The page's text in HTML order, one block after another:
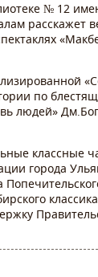
№ 12
расскажет
по
классные
города